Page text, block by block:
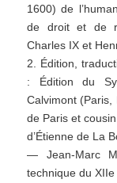
1600) de
de droit et de
Charles IX et
2. Édition,
: Édition du
Calvimont
de Paris et cousin
d’Étienne de La
— Jean-Marc
technique du